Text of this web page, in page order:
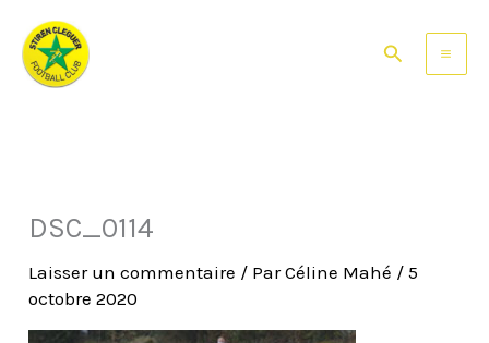
contenu
Rechercher
DSC_0114
Laisser un commentaire / ParCéline Mahé /5
octobre 2020